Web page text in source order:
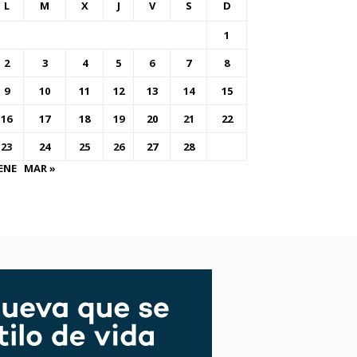
L M X J V S D
1
2
3 4 5 6 7
8
9
10 11 12 13 14
15
16
17 18 19 20 21
22
23
24 25 26 27
28
MAR »